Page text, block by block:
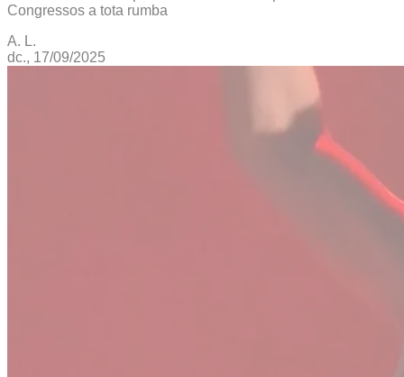
Congressos a tota rumba
A. L.
dc., 17/09/2025